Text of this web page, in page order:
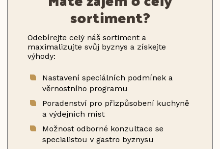
sortiment?
Odebírejte celý náš sortiment a
maximalizujte svůj byznys a získejte
výhody:
Nastavení speciálních podmínek a
věrnostního programu
Poradenství pro přizpůsobení kuchyně
a výdejních míst
Možnost odborné konzultace se
specialistou v gastro byznysu